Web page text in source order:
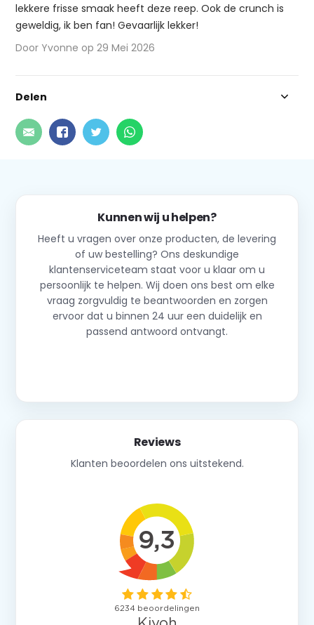
lekkere frisse smaak heeft deze reep. Ook de crunch is
geweldig, ik ben fan! Gevaarlijk lekker!
Door Yvonne op 29 Mei 2026
Delen
Kunnen wij u helpen?
Heeft u vragen over onze producten, de levering
of uw bestelling? Ons deskundige
klantenserviceteam staat voor u klaar om u
persoonlijk te helpen. Wij doen ons best om elke
vraag zorgvuldig te beantwoorden en zorgen
ervoor dat u binnen 24 uur een duidelijk en
passend antwoord ontvangt.
Reviews
Klanten beoordelen ons uitstekend.